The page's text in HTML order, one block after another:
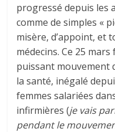
progressé depuis les
comme de simples «
misère, d’appoint, et
médecins. Ce 25
puissant mouvement
la santé, inégalé
femmes salariées
infirmières (je vais
pendant le